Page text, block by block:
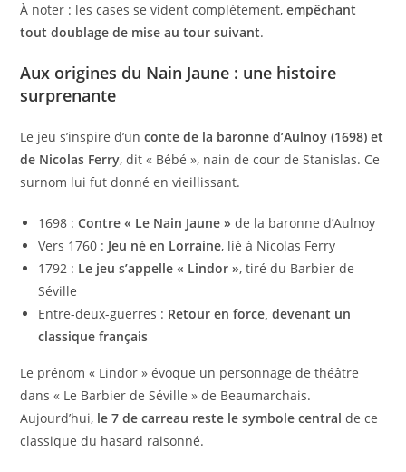
À noter : les cases se vident complètement,empêchant
tout doublage de mise au tour suivant.
Aux origines du Nain Jaune : une histoire
surprenante
Le jeu s’inspire d’unconte de la baronne d’Aulnoy (1698) et
de Nicolas Ferry, dit « Bébé », nain de cour de Stanislas. Ce
surnom lui fut donné en vieillissant.
1698 :Contre « Le Nain Jaune » de la baronne d’Aulnoy
Vers 1760 : Jeu né en Lorraine, lié à Nicolas Ferry
1792 : Le jeu s’appelle « Lindor », tiré du Barbier de
Séville
Entre-deux-guerres : Retour en force, devenant un
classique français
Le prénom « Lindor » évoque un personnage de théâtre
dans « Le Barbier de Séville » de Beaumarchais.
Aujourd’hui, le 7 de carreau reste le symbole central de ce
classique du hasard raisonné.